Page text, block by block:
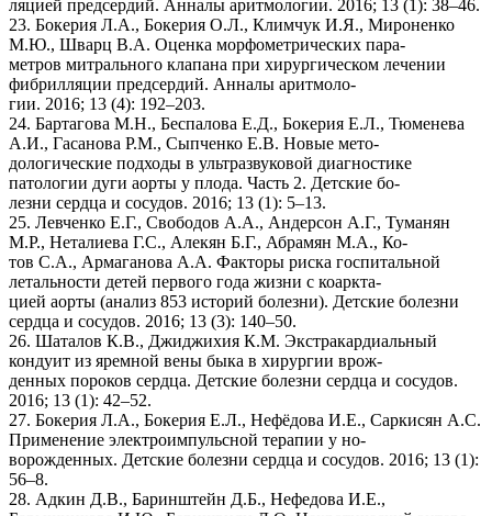
ляцией предсердий. Анналы аритмологии. 2016; 13 (1): 38–46.
23. Бокерия Л.А., Бокерия О.Л., Климчук И.Я., Мироненко
М.Ю., Шварц В.А. Оценка морфометрических пара-
метров митрального клапана при хирургическом лечении
фибрилляции предсердий. Анналы аритмоло-
гии. 2016; 13 (4): 192–203.
24. Бартагова М.Н., Беспалова Е.Д., Бокерия Е.Л., Тюменева
А.И., Гасанова Р.М., Сыпченко Е.В. Новые мето-
дологические подходы в ультразвуковой диагностике
патологии дуги аорты у плода. Часть 2. Детские бо-
лезни сердца и сосудов. 2016; 13 (1): 5–13.
25. Левченко Е.Г., Свободов А.А., Андерсон А.Г., Туманян
М.Р., Неталиева Г.С., Алекян Б.Г., Абрамян М.А., Ко-
тов С.А., Армаганова А.А. Факторы риска госпитальной
летальности детей первого года жизни с коаркта-
цией аорты (анализ 853 историй болезни). Детские болезни
сердца и сосудов. 2016; 13 (3): 140–50.
26. Шаталов К.В., Джиджихия К.М. Экстракардиальный
кондуит из яремной вены быка в хирургии врож-
денных пороков сердца. Детские болезни сердца и сосудов.
2016; 13 (1): 42–52.
27. Бокерия Л.А., Бокерия Е.Л., Нефёдова И.Е., Саркисян А.С.
Применение электроимпульсной терапии у но-
ворожденных. Детские болезни сердца и сосудов. 2016; 13 (1):
56–8.
28. Адкин Д.В., Баринштейн Д.Б., Нефедова И.Е.,